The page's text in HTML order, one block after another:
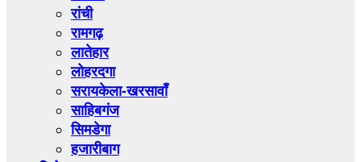
रांची
रामगढ़
लातेहार
लोहरदगा
सरायकेला-खरसावाँ
साहिबगंज
सिमडेगा
हजारीबाग